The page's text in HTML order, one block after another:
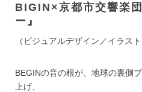
BIGIN×京都市交響楽
ー』
（ビジュアルデザイン／イラスト
BEGINの音の根が、地球の裏側
上げ、